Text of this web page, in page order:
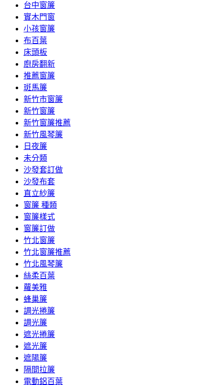
台中窗簾
實木門窗
小孩窗簾
布百葉
床頭板
廚房翻新
推薦窗簾
斑馬簾
新竹市窗簾
新竹窗簾
新竹窗簾推薦
新竹風琴簾
日夜簾
未分類
沙發套訂做
沙發布套
直立紗簾
窗簾 種類
窗簾樣式
窗簾訂做
竹北窗簾
竹北窗簾推薦
竹北風琴簾
絲柔百葉
蘿美雅
蜂巢簾
調光捲簾
調光簾
遮光捲簾
遮光簾
遮陽簾
隔間拉簾
電動鋁百葉